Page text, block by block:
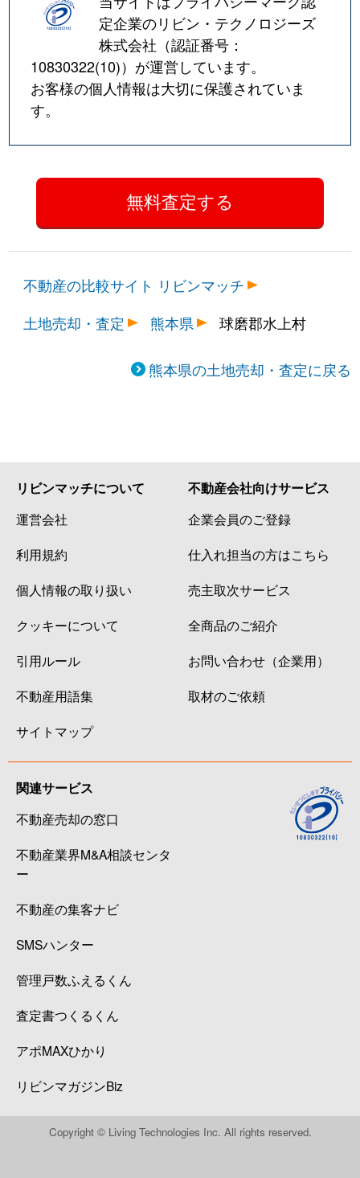
定企業のリビン・テクノロジーズ
株式会社（認証番号：
10830322(10)）が運営しています。
お客様の個人情報は大切に保護されていま
す。
不動産の比較サイト リビンマッチ
土地売却・査定
熊本県 球磨郡水上村
熊本県の土地売却・査定に戻る
リビンマッチについて
運営会社
利用規約
個人情報の取り扱い
クッキーについて
引用ルール
不動産用語集
サイトマップ
不動産会社向けサービス
企業会員のご登録
仕入れ担当の方はこちら
売主取次サービス
全商品のご紹介
お問い合わせ（企業用）
取材のご依頼
関連サービス
不動産売却の窓口
不動産業界M&A相談センタ
ー
不動産の集客ナビ
SMSハンター
管理戸数ふえるくん
査定書つくるくん
アポMAXひかり
リビンマガジンBiz
Copyright © Living Technologies Inc. All rights reserved.